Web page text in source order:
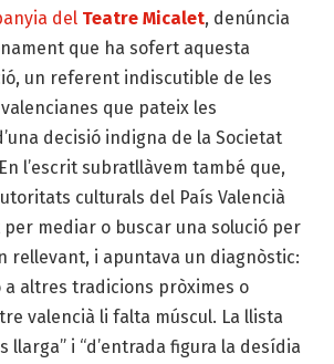
del Teatre Micalet, denúncia
que ha sofert aquesta
un referent indiscutible de les
que pateix les
decisió indigna de la Societat
l’escrit subratllàvem també que,
culturals del País Valencià
per mediar o buscar una solució per
rellevant, i apuntava un diagnòstic:
a altres tradicions pròximes o
valencià li falta múscul. La llista
llarga” i “d’entrada figura la desídia